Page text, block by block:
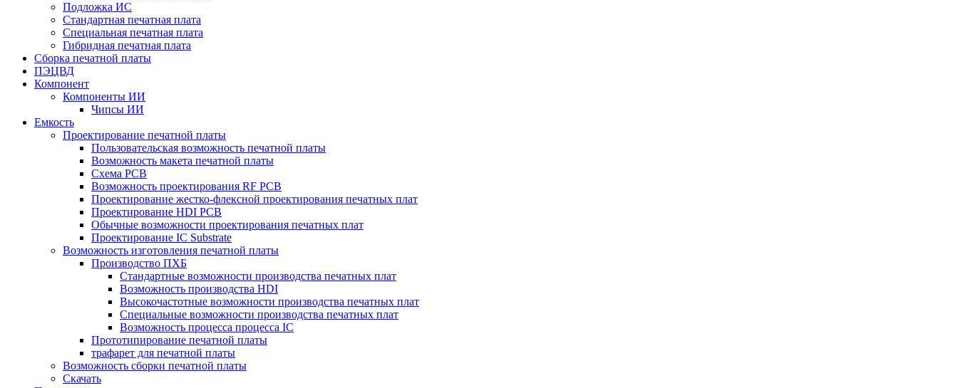
Подложка ИС
Стандартная печатная плата
Специальная печатная плата
Гибридная печатная плата
Сборка печатной платы
ПЭЦВД
Компонент
Компоненты ИИ
Чипсы ИИ
Емкость
Проектирование печатной платы
Пользовательская возможность печатной платы
Возможность макета печатной платы
Схема PCB
Возможность проектирования RF PCB
Проектирование жестко-флексной проектирования печатных плат
Проектирование HDI PCB
Обычные возможности проектирования печатных плат
Проектирование IC Substrate
Возможность изготовления печатной платы
Производство ПХБ
Стандартные возможности производства печатных плат
Возможность производства HDI
Высокочастотные возможности производства печатных плат
Специальные возможности производства печатных плат
Возможность процесса процесса IC
Прототипирование печатной платы
трафарет для печатной платы
Возможность сборки печатной платы
Скачать